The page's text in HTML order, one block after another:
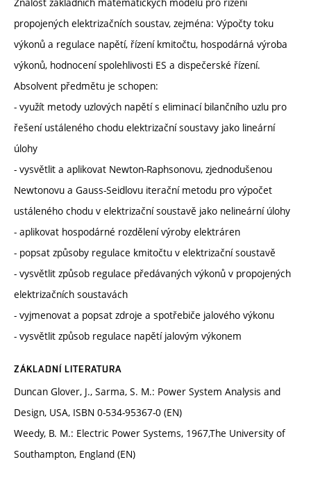
propojených elektrizačních soustav, zejména: Výpočty toku
výkonů a regulace napětí, řízení kmitočtu, hospodárná výroba
výkonů, hodnocení spolehlivosti ES a dispečerské řízení.
Absolvent předmětu je schopen:
- využít metody uzlových napětí s eliminací bilančního uzlu pro
řešení ustáleného chodu elektrizační soustavy jako lineární
úlohy
- vysvětlit a aplikovat Newton-Raphsonovu, zjednodušenou
Newtonovu a Gauss-Seidlovu iterační metodu pro výpočet
ustáleného chodu v elektrizační soustavě jako nelineární úlohy
- aplikovat hospodárné rozdělení výroby elektráren
- popsat způsoby regulace kmitočtu v elektrizační soustavě
- vysvětlit způsob regulace předávaných výkonů v propojených
elektrizačních soustavách
- vyjmenovat a popsat zdroje a spotřebiče jalového výkonu
- vysvětlit způsob regulace napětí jalovým výkonem
ZÁKLADNÍ LITERATURA
Duncan Glover, J., Sarma, S. M.: Power System Analysis and
Design, USA, ISBN 0-534-95367-0 (EN)
Weedy, B. M.: Electric Power Systems, 1967,The University of
Southampton, England (EN)